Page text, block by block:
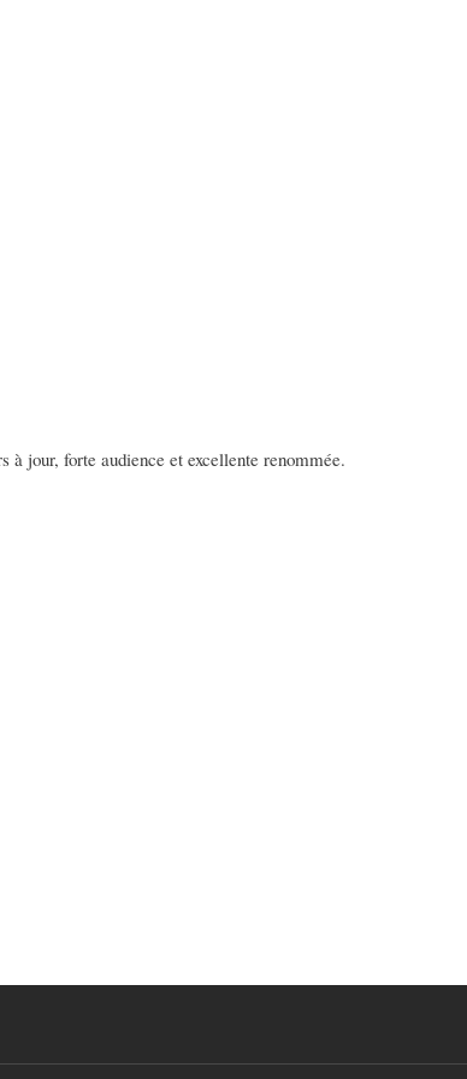
jour, forte audience et excellente renommée.